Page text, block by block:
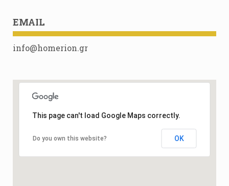
EMAIL
info@homerion.gr
This page can't load Google Maps correctly.
Do you own this website? OK